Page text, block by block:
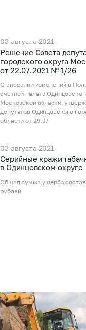
03 августа 2021
Рeшение Совета
городского округа
от 22.07.2021 № 1/26
О внесении изменений в
счетной палате
Московской области,
депутатов Одинцовского
области от 29.07
03 августа 2021
Серийные кражи
в Одинцовском округе
Общая сумма ущерба
рублей